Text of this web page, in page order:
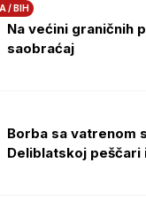
/ BIH
Na većini graničnih
saobraćaj
Borba sa vatrenom
Deliblatskoj peščari